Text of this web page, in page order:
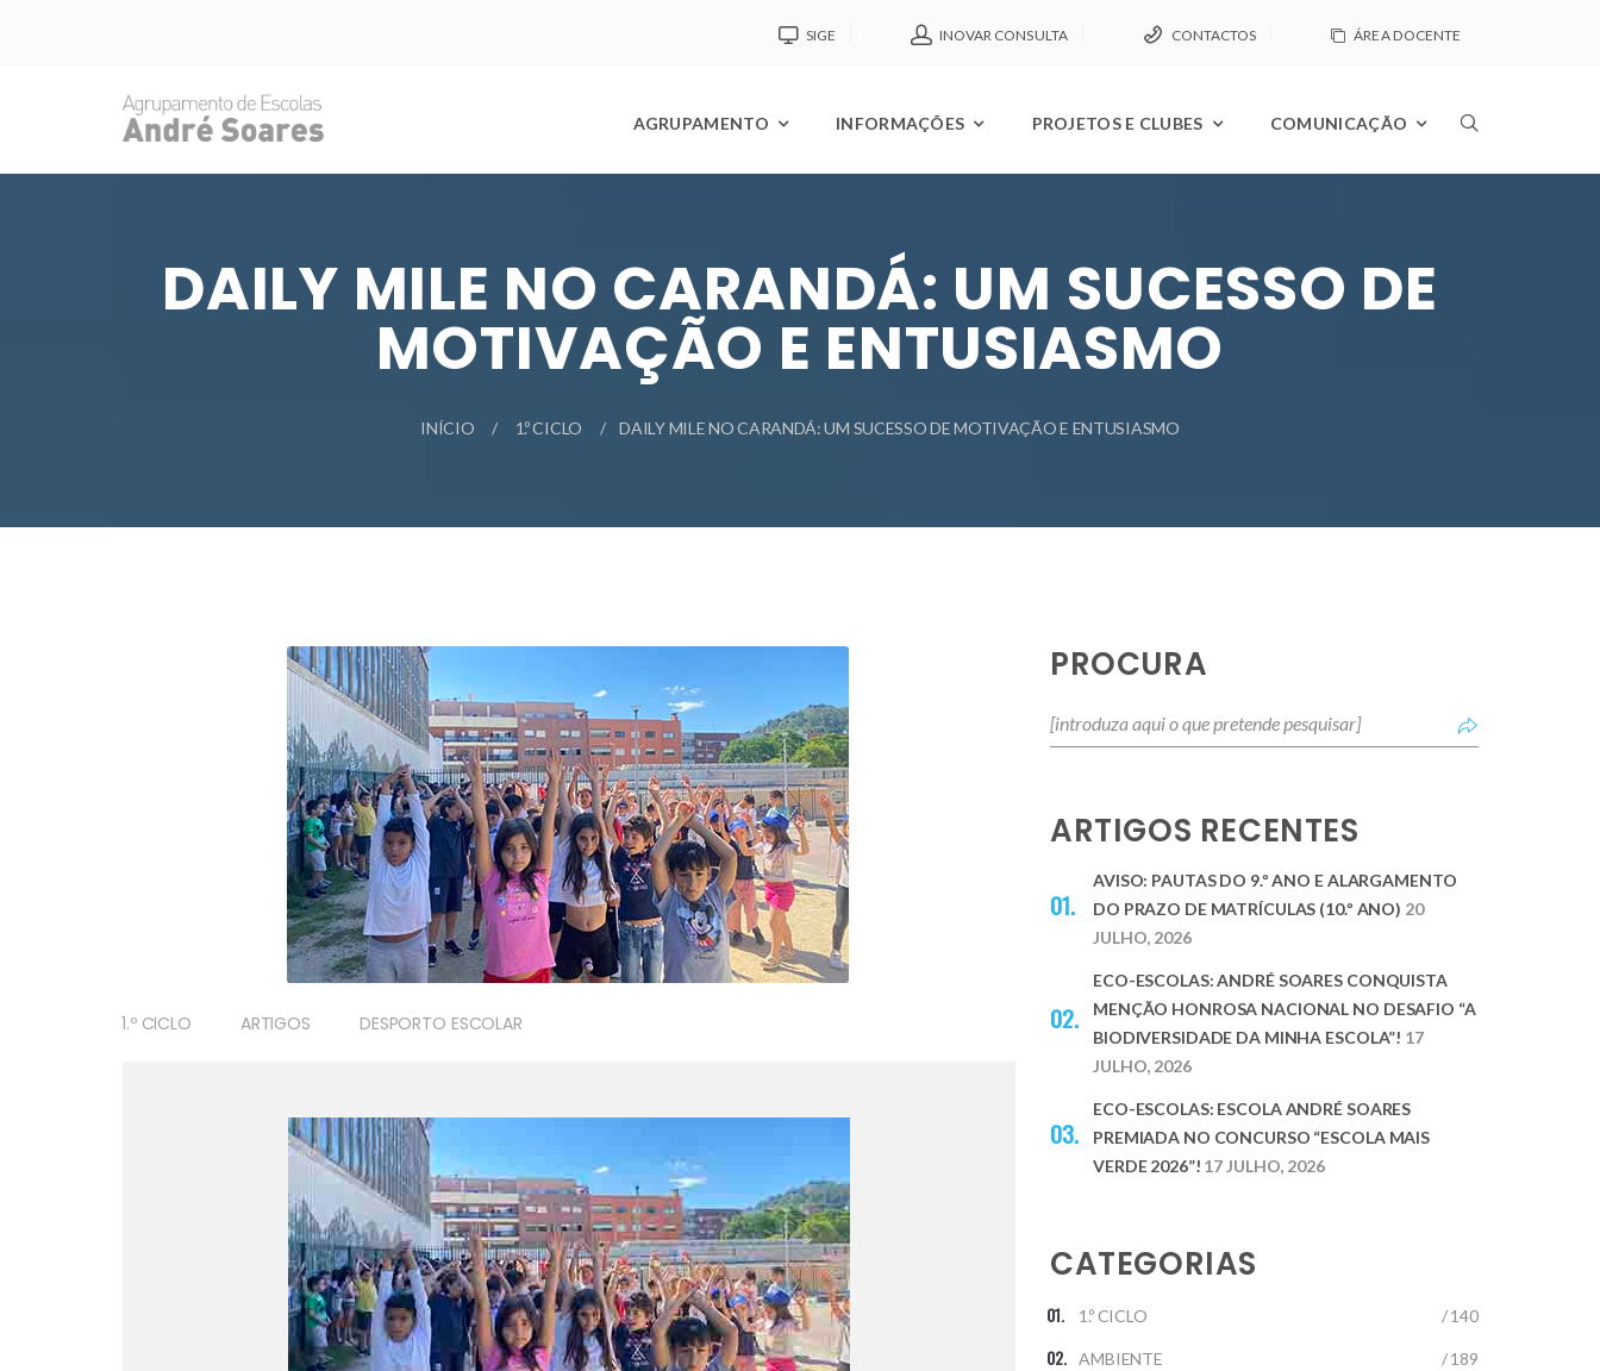
SIGE INOVAR CONSULTA CONTACTOS ÁREA DOCENTE
AGRUPAMENTO INFORMAÇÕES PROJETOS E CLUBES COMUNICAÇÃO
DAILY MILE NO CARANDÁ: UM SUCESSO DE
MOTIVAÇÃO E ENTUSIASMO
INÍCIO 1.º CICLO DAILY MILE NO CARANDÁ: UM SUCESSO DE MOTIVAÇÃO E ENTUSIASMO
1.º CICLO ARTIGOS DESPORTO ESCOLAR
PROCURA
ARTIGOS RECENTES
AVISO: PAUTAS DO 9.º ANO E ALARGAMENTO
DO PRAZO DE MATRÍCULAS (10.º ANO) 20
JULHO, 2026
ECO-ESCOLAS: ANDRÉ SOARES CONQUISTA
MENÇÃO HONROSA NACIONAL NO DESAFIO “A
BIODIVERSIDADE DA MINHA ESCOLA”! 17
JULHO, 2026
ECO-ESCOLAS: ESCOLA ANDRÉ SOARES
PREMIADA NO CONCURSO “ESCOLA MAIS
VERDE 2026”! 17 JULHO, 2026
CATEGORIAS
1.º CICLO / 140
AMBIENTE / 189